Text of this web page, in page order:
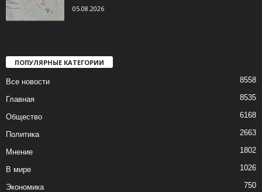
05.08.2026
ПОПУЛЯРНЫЕ КАТЕГОРИИ
Все новости 8558
Главная 8535
Общество 6168
Политика 2663
Мнение 1802
В мире 1026
Экономика 750